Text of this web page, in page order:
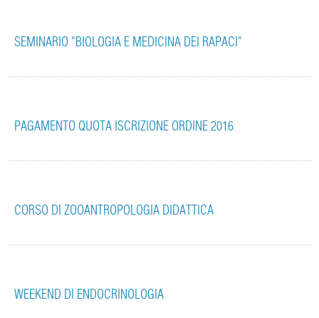
SEMINARIO "BIOLOGIA E MEDICINA DEI RAPACI"
PAGAMENTO QUOTA ISCRIZIONE ORDINE 2016
CORSO DI ZOOANTROPOLOGIA DIDATTICA
WEEKEND DI ENDOCRINOLOGIA